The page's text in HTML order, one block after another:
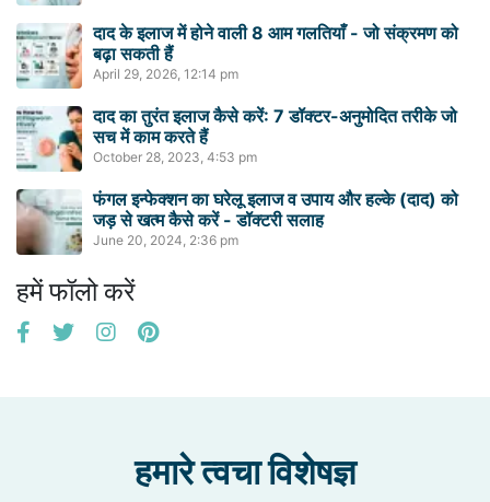
दाद के इलाज में होने वाली 8 आम गलतियाँ - जो संक्रमण को
बढ़ा सकती हैं
April 29, 2026, 12:14 pm
दाद का तुरंत इलाज कैसे करें: 7 डॉक्टर-अनुमोदित तरीके जो
सच में काम करते हैं
October 28, 2023, 4:53 pm
फंगल इन्फेक्शन का घरेलू इलाज व उपाय और हल्के (दाद) को
जड़ से खत्म कैसे करें - डॉक्टरी सलाह
June 20, 2024, 2:36 pm
हमें फॉलो करें
हमारे त्वचा विशेषज्ञ